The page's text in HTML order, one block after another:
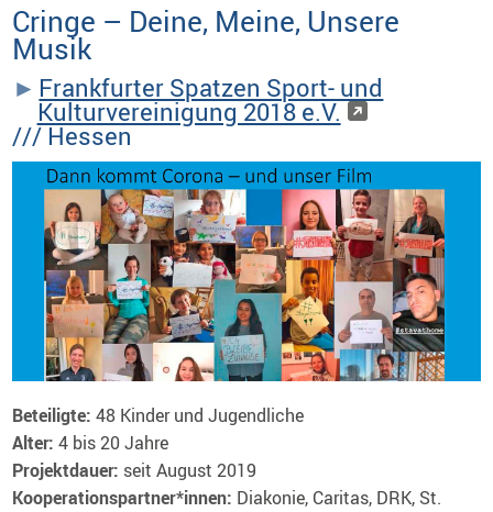
Cringe – Deine, Meine, Unsere
Musik
Frankfurter Spatzen Sport- und
Kulturvereinigung 2018 e.V.
/// Hessen
Beteiligte:48 Kinder und Jugendliche
Alter:4 bis 20 Jahre
Projektdauer: seit August 2019
Kooperationspartner*innen: Diakonie, Caritas, DRK, St.